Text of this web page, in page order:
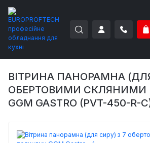
EUROPROFTECH
ВІТРИНА ПАНОРАМНА
ОБЕРТОВИМИ
GGM GASTRO (PVT-450-R-